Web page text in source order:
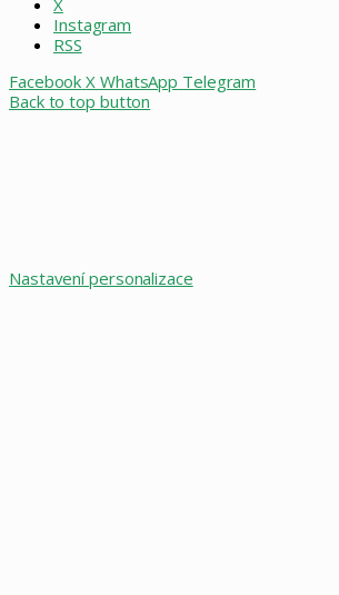
X
Instagram
RSS
Facebook X WhatsApp Telegram
Back to top button
Nastavení personalizace